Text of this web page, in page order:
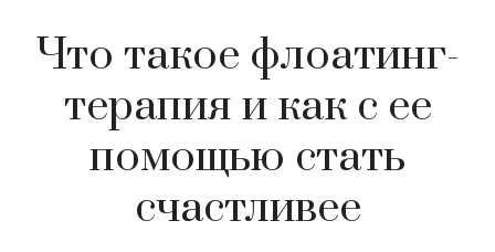
Что такое флоатинг-
терапия и как с ее
помощью стать
счастливее